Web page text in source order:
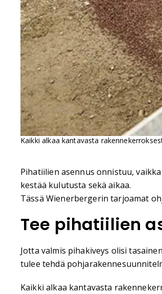
Kaikki alkaa kantavasta
Pihatiilien asennus onnistuu,
kestää kulutusta sekä aikaa.
Tässä Wienerbergerin tarjoamat
Tee pihatiilien
Jotta valmis pihakiveys olisi
tulee tehdä
Kaikki alkaa kantavasta